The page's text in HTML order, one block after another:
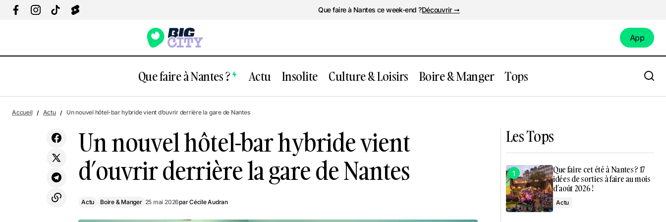
Que faire à Nantes ce week-end ?Découvrir ➞
App
Que faire à Nantes ? Actu Insolite Culture & Loisirs Boire & Manger Tops
Des cours gratuits de pilates et de fitness
sur la place du Commerce à Nantes !
Actu
Un nouvel hôtel-bar hybride vient d’ouvrir derrière
Accueil Actu Un nouvel hôtel-bar hybride vient d’ouvrir derrière la gare de Nantes
Un nouvel hôtel-bar hybride vient
d’ouvrir derrière la gare de Nantes
Actu Boire & Manger 25 mai 2026parCécile Audran
Les Tops
Que faire cet été à Nantes ? 17
idées de sorties à faire au mois
d’août 2026 !
Actu